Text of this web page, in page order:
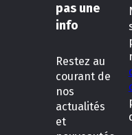
pas une
info
Restez au
courant de
nos
actualités
et
générales de location
Follow Us :LinkedIn